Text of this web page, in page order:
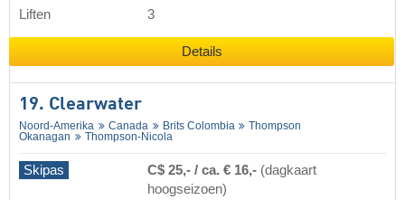
Liften
3
Details
19. Clearwater
Noord-Amerika Canada Brits Colombia
Thompson
Okanagan
Thompson-Nicola
Skipas C$ 25,- / ca. € 16,- (dagkaart
hoogseizoen)